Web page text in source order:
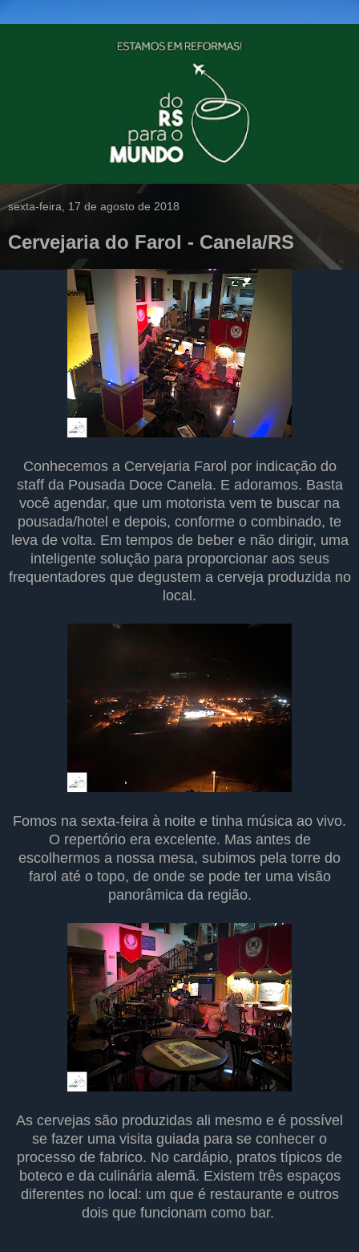
sexta-feira, 17 de agosto de 2018
Cervejaria do Farol - Canela/RS
Conhecemos a Cervejaria Farol por indicação do
staff da Pousada Doce Canela. E adoramos. Basta
você agendar, que um motorista vem te buscar na
pousada/hotel e depois, conforme o combinado, te
leva de volta. Em tempos de beber e não dirigir, uma
inteligente solução para proporcionar aos seus
frequentadores que degustem a cerveja produzida no
local.
Fomos na sexta-feira à noite e tinha música ao vivo.
O repertório era excelente. Mas antes de
escolhermos a nossa mesa, subimos pela torre do
farol até o topo, de onde se pode ter uma visão
panorâmica da região.
As cervejas são produzidas ali mesmo e é possível
se fazer uma visita guiada para se conhecer o
processo de fabrico. No cardápio, pratos típicos de
boteco e da culinária alemã. Existem três espaços
diferentes no local: um que é restaurante e outros
dois que funcionam como bar.